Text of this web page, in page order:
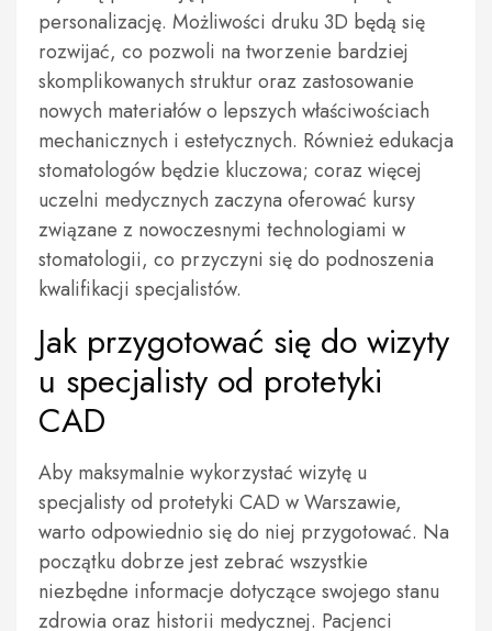
personalizację. Możliwości druku 3D będą się
rozwijać, co pozwoli na tworzenie bardziej
skomplikowanych struktur oraz zastosowanie
nowych materiałów o lepszych właściwościach
mechanicznych i estetycznych. Również edukacja
stomatologów będzie kluczowa; coraz więcej
uczelni medycznych zaczyna oferować kursy
związane z nowoczesnymi technologiami w
stomatologii, co przyczyni się do podnoszenia
kwalifikacji specjalistów.
Jak przygotować się do wizyty
u specjalisty od protetyki
CAD
Aby maksymalnie wykorzystać wizytę u
specjalisty od protetyki CAD w Warszawie,
warto odpowiednio się do niej przygotować. Na
początku dobrze jest zebrać wszystkie
niezbędne informacje dotyczące swojego stanu
zdrowia oraz historii medycznej. Pacjenci